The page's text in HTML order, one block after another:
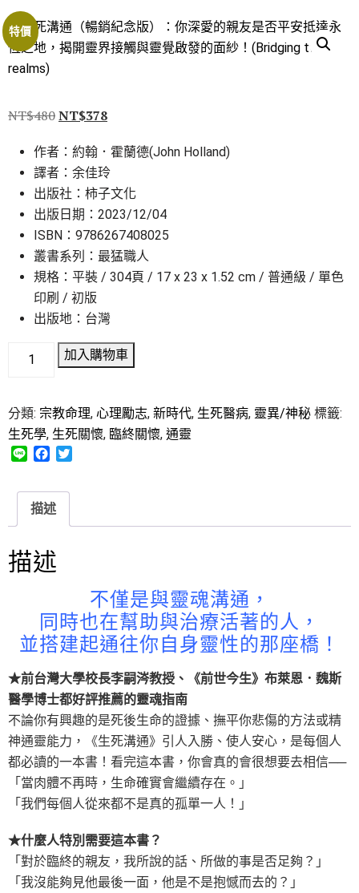
特價
NT$480NT$378
作者：約翰．霍蘭德(John Holland)
譯者：余佳玲
出版社：柿子文化
出版日期：2023/12/04
ISBN：9786267408025
叢書系列：最猛職人
規格：平裝 / 304頁 / 17 x 23 x 1.52 cm / 普通級 / 單色
印刷 / 初版
出版地：台灣
加入購物車
分類: 宗教命理, 心理勵志, 新時代, 生死醫病, 靈異/神秘 標籤:
生死學, 生死關懷, 臨終關懷, 通靈
e
e
b
o
k
描述
描述
不僅是與靈魂溝通，
同時也在幫助與治療活著的人，
並搭建起通往你自身靈性的那座橋！
★前台灣大學校長李嗣涔教授、《前世今生》布萊恩．魏斯
醫學博士都好評推薦的靈魂指南
不論你有興趣的是死後生命的證據、撫平你悲傷的方法或精
神通靈能力，《生死溝通》引人入勝、使人安心，是每個人
都必讀的一本書！看完這本書，你會真的會很想要去相信──
「當肉體不再時，生命確實會繼續存在。」
「我們每個人從來都不是真的孤單一人！」
★什麼人特別需要這本書？
「對於臨終的親友，我所說的話、所做的事是否足夠？」
「我沒能夠見他最後一面，他是不是抱憾而去的？」